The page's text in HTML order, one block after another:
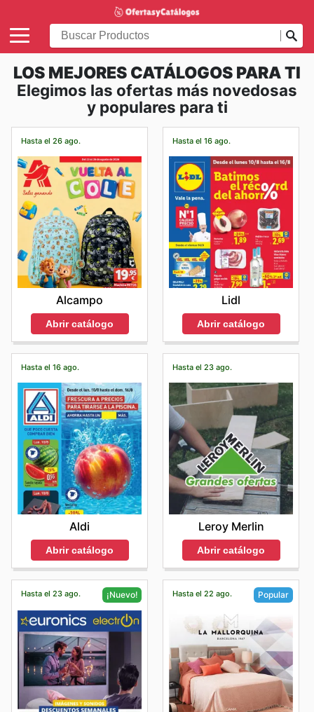
LOS MEJORES CATÁLOGOS PARA TI
Elegimos las ofertas más novedosas
y populares para ti
Hasta el 26 ago.
Alcampo
Abrir catálogo
Hasta el 16 ago.
Lidl
Abrir catálogo
Hasta el 16 ago.
Aldi
Abrir catálogo
Hasta el 23 ago.
Leroy Merlin
Abrir catálogo
Hasta el 23 ago. ¡Nuevo! Hasta el 22 ago. Popular